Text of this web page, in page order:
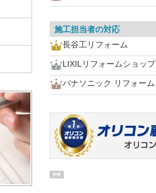
施工担当者の対応
長谷工リフォーム
LIXILリフォームショップ
パナソニック リフォーム
PR